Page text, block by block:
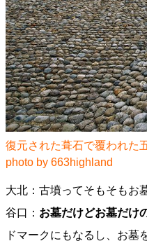
復元された葺石で覆われた
photo by 663highland
大北：古墳ってそもそもお
谷口： お墓だけどお墓だけ
ドマークにもなるし、お墓